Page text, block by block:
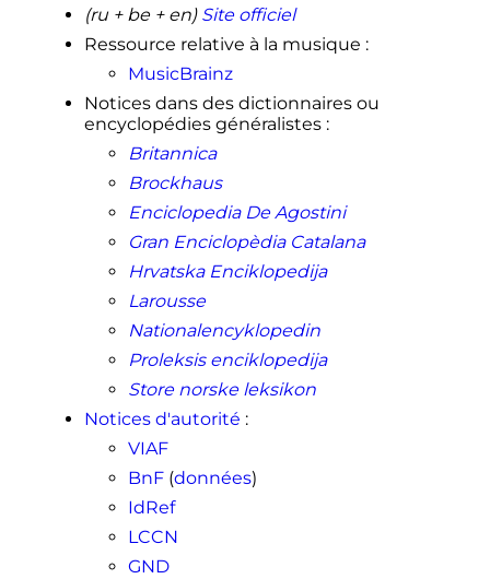
(ru + be + en) Site officiel
Ressource relative à la musique :
MusicBrainz
Notices dans des dictionnaires ou
encyclopédies généralistes:
Britannica
Brockhaus
Enciclopedia De Agostini
Gran Enciclopèdia Catalana
Hrvatska Enciklopedija
Larousse
Nationalencyklopedin
Proleksis enciklopedija
Store norske leksikon
Notices d'autorité :
VIAF
BnF(données)
IdRef
LCCN
GND